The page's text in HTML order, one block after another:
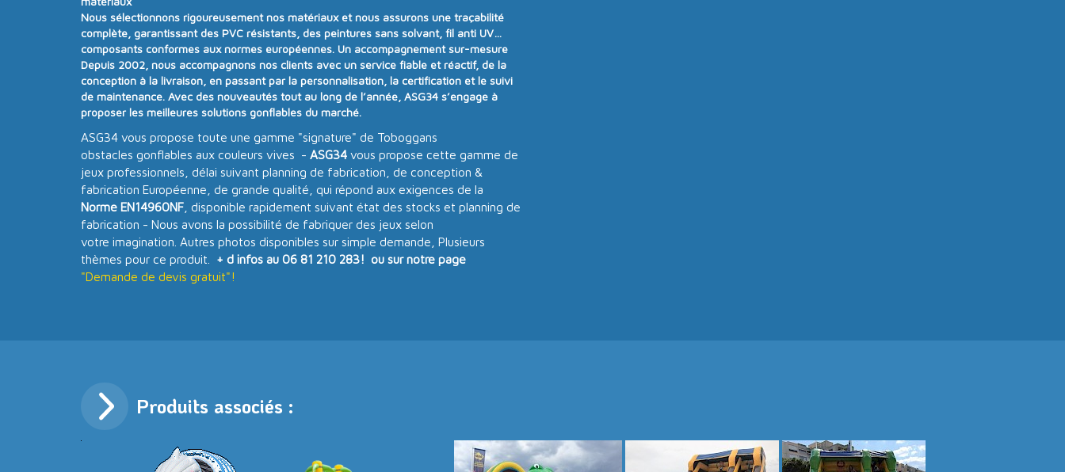
Nous sélectionnons rigoureusement nos matériaux et nous assurons une traçabilité
complète , garantissant des PVC résistants, des peintures sans solvant, fil anti UV…
composants conformes aux normes européennes. Un accompagnement sur-mesure
Depuis 2002 , nous accompagnons nos clients avec un service fiable et réactif, de la
conception à la livraison, en passant par la personnalisation, la certification et le suivi
de maintenance. Avec des nouveautés tout au long de l’année , ASG34 s’engage à
proposer les meilleures solutions gonflables du marché.
ASG34 vous propose toute une gamme "signature" de Toboggans
obstacles gonflables aux couleurs vives - ASG34 vous propose cette gamme de
jeux professionnels, délai suivant planning de fabrication, de conception &
fabrication Européenne, de grande qualité, qui répond aux exigences de la
Norme EN14960NF , disponible rapidement suivant état des stocks et planning de
fabrication - Nous avons la possibilité de fabriquer des jeux selon
votre imagination. Autres photos disponibles sur simple demande, Plusieurs
thèmes pour ce produit.
+ d infos au 06 81 210 283! ou sur notre page
"Demande de devis gratuit"!
Produits associés :